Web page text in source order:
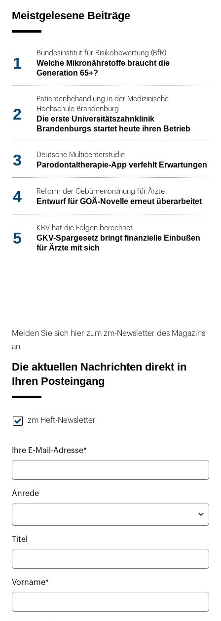
Meistgelesene Beiträge
1
Bundesinstitut für Risikobewertung (BfR)
Welche Mikronährstoffe braucht die
Generation 65+?
2
Patientenbehandlung in der Medizinische
Hochschule Brandenburg
Die erste Universitätszahnklinik
Brandenburgs startet heute ihren Betrieb
3 Deutsche Multicenterstudie
Parodontaltherapie-App verfehlt Erwartungen
4 Reform der Gebührenordnung für Ärzte
Entwurf für GOÄ-Novelle erneut überarbeitet
5
KBV hat die Folgen berechnet
GKV-Spargesetz bringt finanzielle Einbußen
für Ärzte mit sich
Melden Sie sich hier zum zm-Newsletter des Magazins
an
Die aktuellen Nachrichten direkt in
Ihren Posteingang
zm Heft-Newsletter
Ihre E-Mail-Adresse*
Anrede
Titel
Vorname*